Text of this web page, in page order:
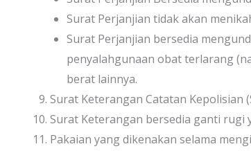
Surat Perjanjian tidak akan
Surat Perjanjian bersedia
penyalahgunaan obat terlarang
berat lainnya.
Surat Keterangan Catatan Kepolisian
Surat Keterangan bersedia ganti rugi
Pakaian yang dikenakan selama